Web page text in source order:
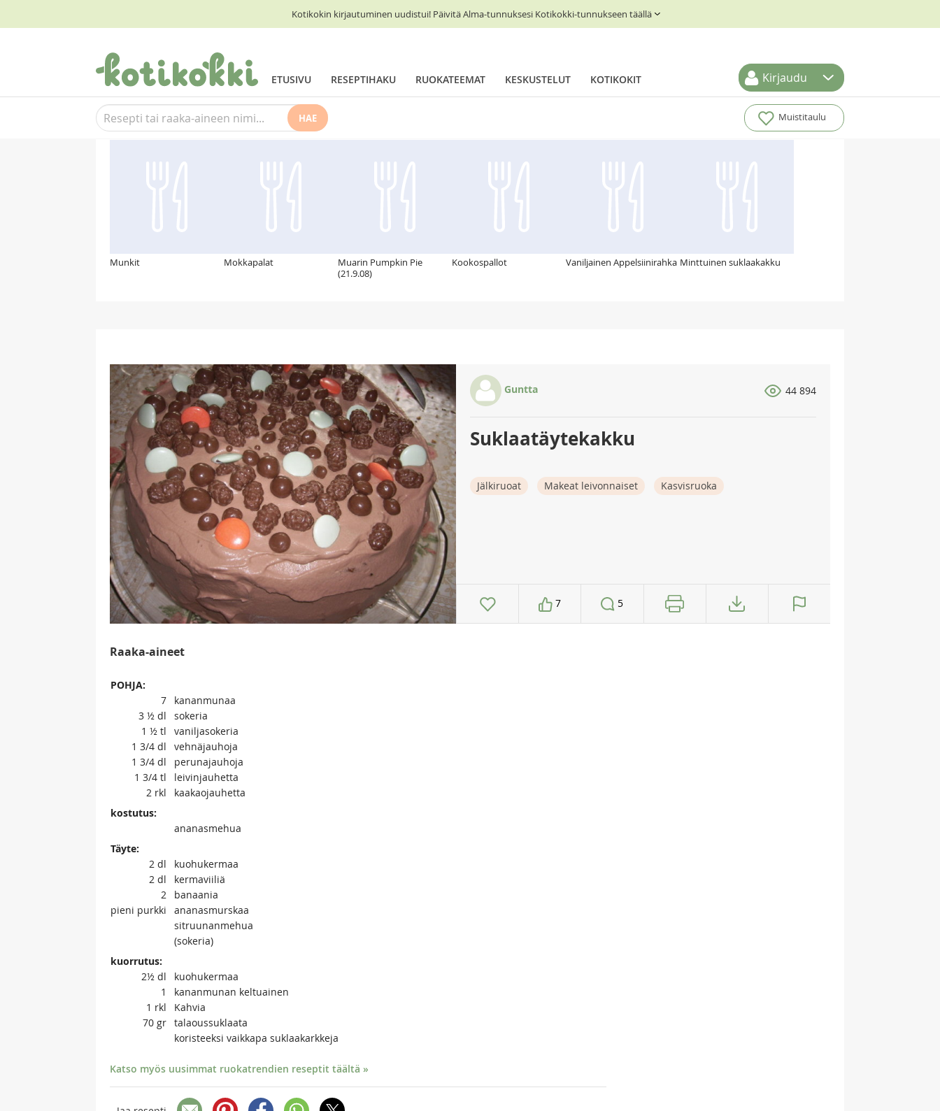
Kotikokin kirjautuminen uudistui! Päivitä Alma-tunnuksesi Kotikokki-tunnukseen täällä
ETUSIVU RESEPTIHAKU RUOKATEEMAT KESKUSTELUT KOTIKOKIT Kirjaudu
HAE Muistitaulu
Suosittelemme myös
Munkit Mokkapalat
Muarin Pumpkin Pie
(21.9.08)
Kookospallot Vaniljainen Appelsiinirahka Minttuinen suklaakakku
Guntta 44 894
Suklaatäytekakku
Jälkiruoat Makeat leivonnaiset Kasvisruoka
7 5
Raaka-aineet
POHJA:
7
kananmunaa
3 ½ dl
sokeria
1 ½ tl
vaniljasokeria
1 3/4 dl
vehnäjauhoja
1 3/4 dl
perunajauhoja
1 3/4 tl
leivinjauhetta
2 rkl
kaakaojauhetta
kostutus:
ananasmehua
Täyte:
2 dl
kuohukermaa
2 dl
kermaviiliä
2
banaania
pieni purkki
ananasmurskaa
sitruunanmehua
(sokeria)
kuorrutus:
2½ dl
kuohukermaa
1
kananmunan keltuainen
1 rkl
Kahvia
70 gr talaoussuklaata
koristeeksi vaikkapa suklaakarkkeja
Katso myös uusimmat ruokatrendien reseptit täältä »